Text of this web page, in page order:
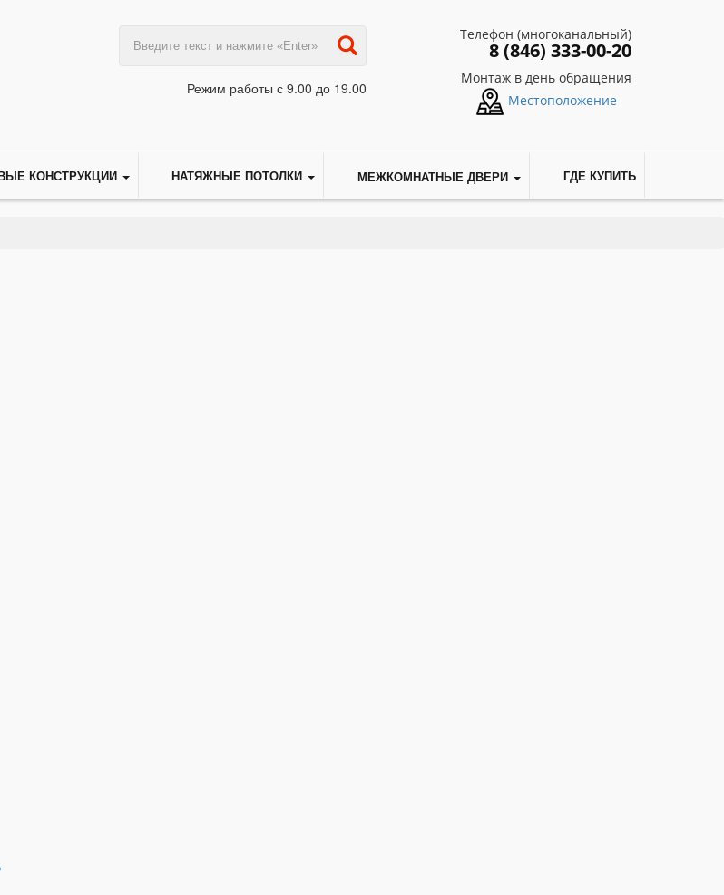
Режим работы с 9.00 до 19.00
Телефон (многоканальный)
8 (846) 333-00-20
Монтаж в день обращения
Местоположение
КОНСТРУКЦИИ НАТЯЖНЫЕ ПОТОЛКИ МЕЖКОМНАТНЫЕ ДВЕРИ ГДЕ КУПИТЬ